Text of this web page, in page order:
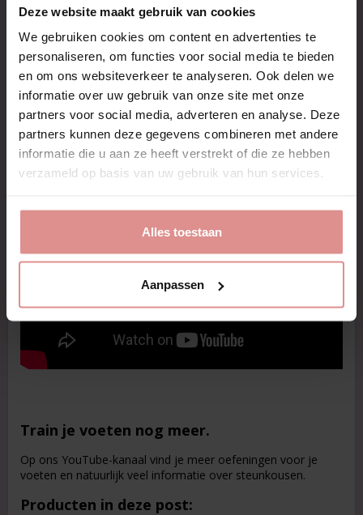
Deze website maakt gebruik van cookies
We gebruiken cookies om content en advertenties te
personaliseren, om functies voor social media te bieden
en om ons websiteverkeer te analyseren. Ook delen we
informatie over uw gebruik van onze site met onze
partners voor social media, adverteren en analyse. Deze
partners kunnen deze gegevens combineren met andere
informatie die u aan ze heeft verstrekt of die ze hebben
verzameld op basis van uw gebruik van hun services.
Alles toestaan
Aanpassen
Hier is een video die voetoefeningen met een
massagebal laat zien.
Train je voeten nog meer.
Op ons YouTube-kanaal vind je meer oefeningen voor je
voeten en natuurlijk veel informatie over steunkousen.
Producten in deze post: